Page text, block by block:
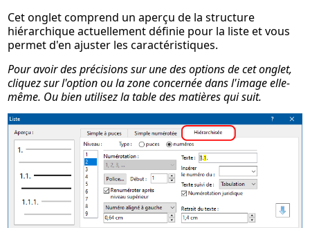
Cet onglet comprend un aperçu de la structure
hiérarchique actuellement définie pour la liste et vous
permet d'en ajuster les caractéristiques.
Pour avoir des précisions sur une des options de cet onglet,
cliquez sur l'option ou la zone concernée dans l'image elle-
même. Ou bien utilisez la table des matières qui suit.